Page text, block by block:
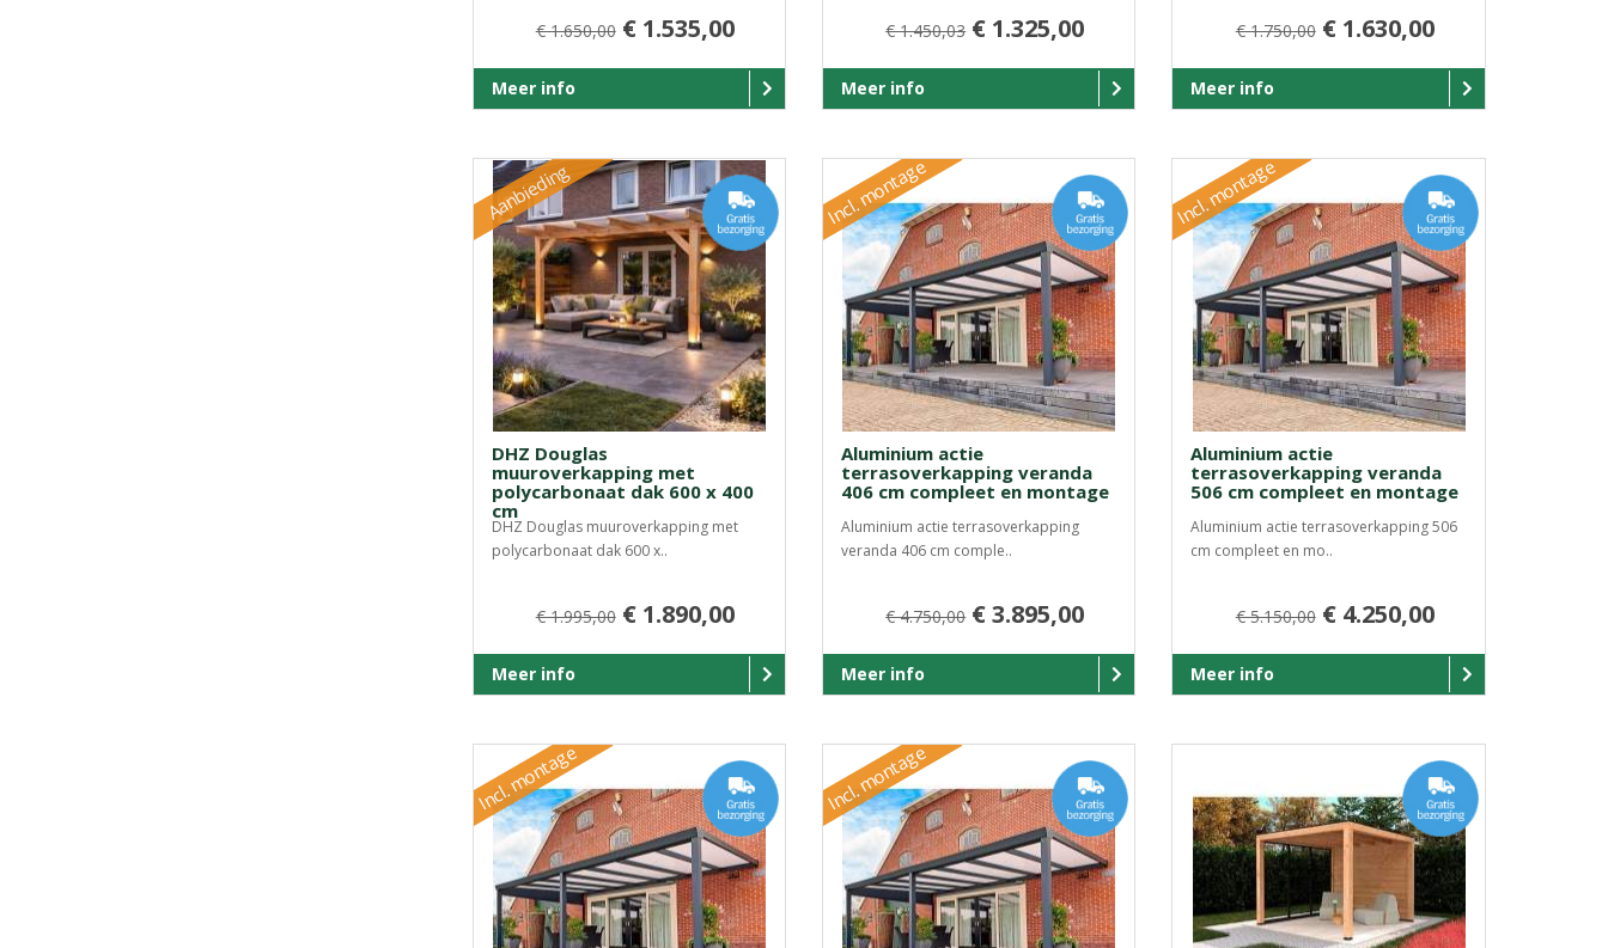
€ 1.650,00 € 1.535,00
Meer info
€ 1.450,03 € 1.325,00
Meer info
€ 1.750,00 € 1.630,00
Meer info
Aanbieding
DHZ Douglas
muuroverkapping met
polycarbonaat dak 600 x 400
cm
DHZ Douglas muuroverkapping met
polycarbonaat dak 600 x..
€ 1.995,00 € 1.890,00
Meer info
Incl. montage
Aluminium actie
terrasoverkapping veranda
406 cm compleet en montage
Aluminium actie terrasoverkapping
veranda 406 cm comple..
€ 4.750,00 € 3.895,00
Meer info
Incl. montage
Aluminium actie
terrasoverkapping veranda
506 cm compleet en montage
Aluminium actie terrasoverkapping 506
cm compleet en mo..
€ 5.150,00 € 4.250,00
Meer info
Incl. montage Incl. montage